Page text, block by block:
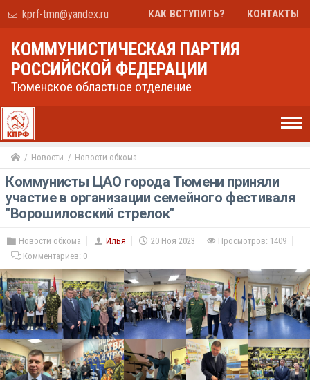
kprf-tmn@yandex.ru КАК ВСТУПИТЬ? КОНТАКТЫ
КОММУНИСТИЧЕСКАЯ ПАРТИЯ
РОССИЙСКОЙ ФЕДЕРАЦИИ
Тюменское областное отделение
Новости Новости обкома
Коммунисты ЦАО города Тюмени приняли
участие в организации семейного фестиваля
"Ворошиловский стрелок"
Новости обкома Илья 20 Ноя 2023
Просмотров: 1409
Комментариев: 0